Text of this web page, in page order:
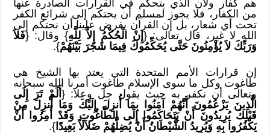
هم كفار ولأن الذي يتحكم في القرارات الصادرة عنها
من الكفار، فلا يجوز لمسلم أن يحتكم إلى شرائع الكفر
تحت أي شعار، بل إن القرآن يفرض علينا أن نحتكم إلى
الله لا غير، قال تعالى: {إِنْ الْحُكْمُ إِلاَّ لِلَّهِ} وقال: {فَلاَ
وَرَبِّكَ لاَ يُؤْمِنُونَ حَتَّى يُحَكِّمُوكَ فِيمَا شَجَرَ بَيْنَهُمْ}.
إن قرارات الأمم المتحدة التي يعتد بها الشيخ هي
طاغوت وكل ما سوى الإسلام طاغوت أمرنا الله سبحانه
وتعالى أن نكفر به حيث يقول جل وعلا: {أَلَمْ تَرَ إِلَى
الَّذِينَ يَزْعُمُونَ أَنَّهُمْ آمَنُوا بِمَا أُنزِلَ إِلَيْكَ وَمَا أُنزِلَ مِنْ
قَبْلِكَ يُرِيدُونَ أَنْ يَتَحَاكَمُوا إِلَى الطَّاغُوتِ وَقَدْ أُمِرُوا أَنْ
يَكْفُرُوا بِهِ وَيُرِيدُ الشَّيْطَانُ أَنْ يُضِلَّهُمْ ضَلاَلاً بَعِيدًا}.